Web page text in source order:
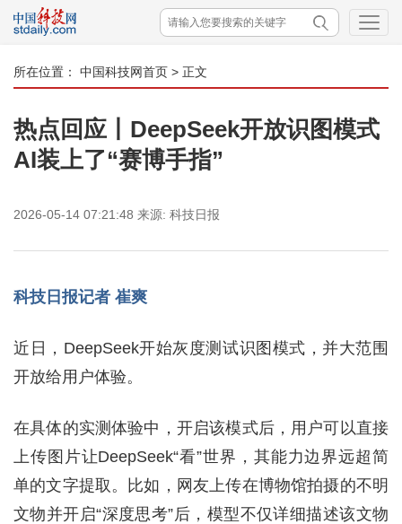
所在位置： 中国科技网首页 > 正文
热点回应丨DeepSeek开放识图模式
AI装上了“赛博手指”
2026-05-14 07:21:48 来源: 科技日报
科技日报记者 崔爽
近日，DeepSeek开始灰度测试识图模式，并大范围
开放给用户体验。
在具体的实测体验中，开启该模式后，用户可以直接
上传图片让DeepSeek“看”世界，其能力边界远超简
单的文字提取。比如，网友上传在博物馆拍摄的不明
文物并开启“深度思考”后，模型不仅详细描述该文物